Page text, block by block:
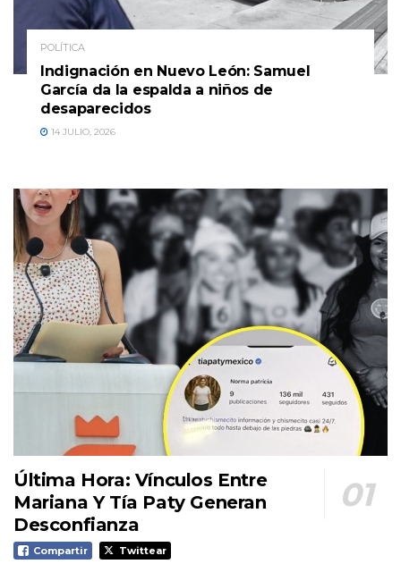
POLÍTICA
Indignación en Nuevo León: Samuel
García da la espalda a niños de
desaparecidos
14 JULIO, 2026
Última Hora: Vínculos Entre
Mariana Y Tía Paty Generan
Desconfianza
Compartir Twittear